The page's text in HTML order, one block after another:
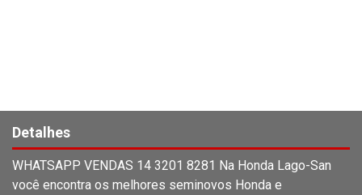
Detalhes
WHATSAPP VENDAS 14 3201 8281 Na Honda Lago-San
você encontra os melhores seminovos Honda e